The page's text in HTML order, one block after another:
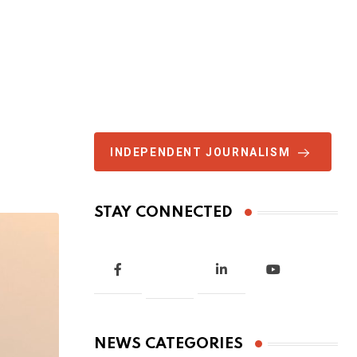
INDEPENDENT JOURNALISM
STAY CONNECTED
NEWS CATEGORIES